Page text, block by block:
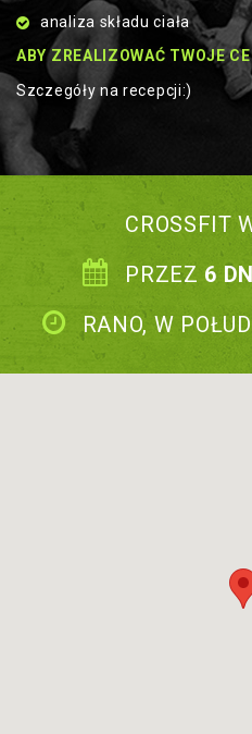
analiza składu ciała
ABY ZREALIZOWAĆ TWOJE
Szczegóły na recepcji:)
CROSSFIT
PRZEZ 6
RANO, W